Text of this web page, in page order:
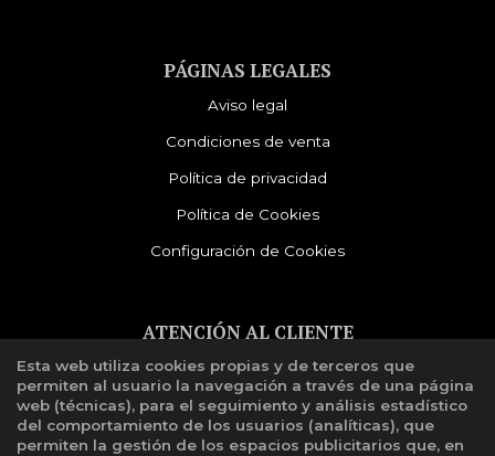
PÁGINAS LEGALES
Aviso legal
Condiciones de venta
Política de privacidad
Política de Cookies
Configuración de Cookies
ATENCIÓN AL CLIENTE
Quiénes somos
Libro de reclamaciones
Esta web utiliza cookies propias y de terceros que
permiten al usuario la navegación a través de una página
web (técnicas), para el seguimiento y análisis estadístico
del comportamiento de los usuarios (analíticas), que
permiten la gestión de los espacios publicitarios que, en